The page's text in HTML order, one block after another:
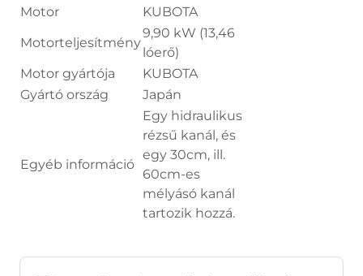
Motor
KUBOTA
Motorteljesítmény
9,90 kW (13,46
lóerő)
Motor gyártója
KUBOTA
Gyártó ország
Japán
Egyéb információ
Egy hidraulikus
rézsű kanál, és
egy 30cm, ill.
60cm-es
mélyásó kanál
tartozik hozzá.